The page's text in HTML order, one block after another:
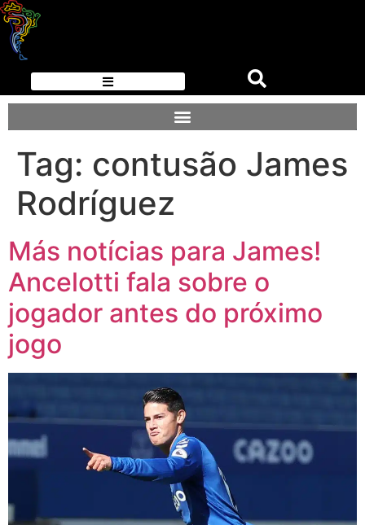
Tag: contusão James
Rodríguez
Más notícias para James!
Ancelotti fala sobre o
jogador antes do próximo
jogo